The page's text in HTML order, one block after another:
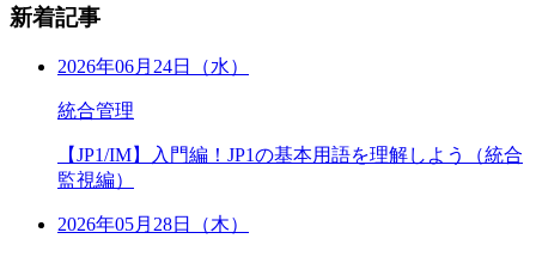
新着記事
2026年06月24日（水）
統合管理
【JP1/IM】入門編！JP1の基本用語を理解しよう（統合
監視編）
2026年05月28日（木）